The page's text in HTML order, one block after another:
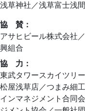
浅草神社／浅草富士浅
協 賛：
アサヒビール株式会社
興組合
協 力：
東武タワースカイツリ
松屋浅草店／つまみ細
インマネジメント合同